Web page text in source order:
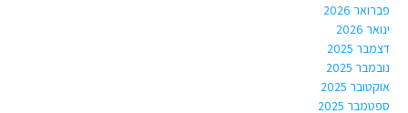
פברואר 2026
ינואר 2026
דצמבר 2025
נובמבר 2025
אוקטובר 2025
ספטמבר 2025